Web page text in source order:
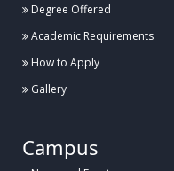
Degree Offered
Academic Requirements
How to Apply
Gallery
Campus